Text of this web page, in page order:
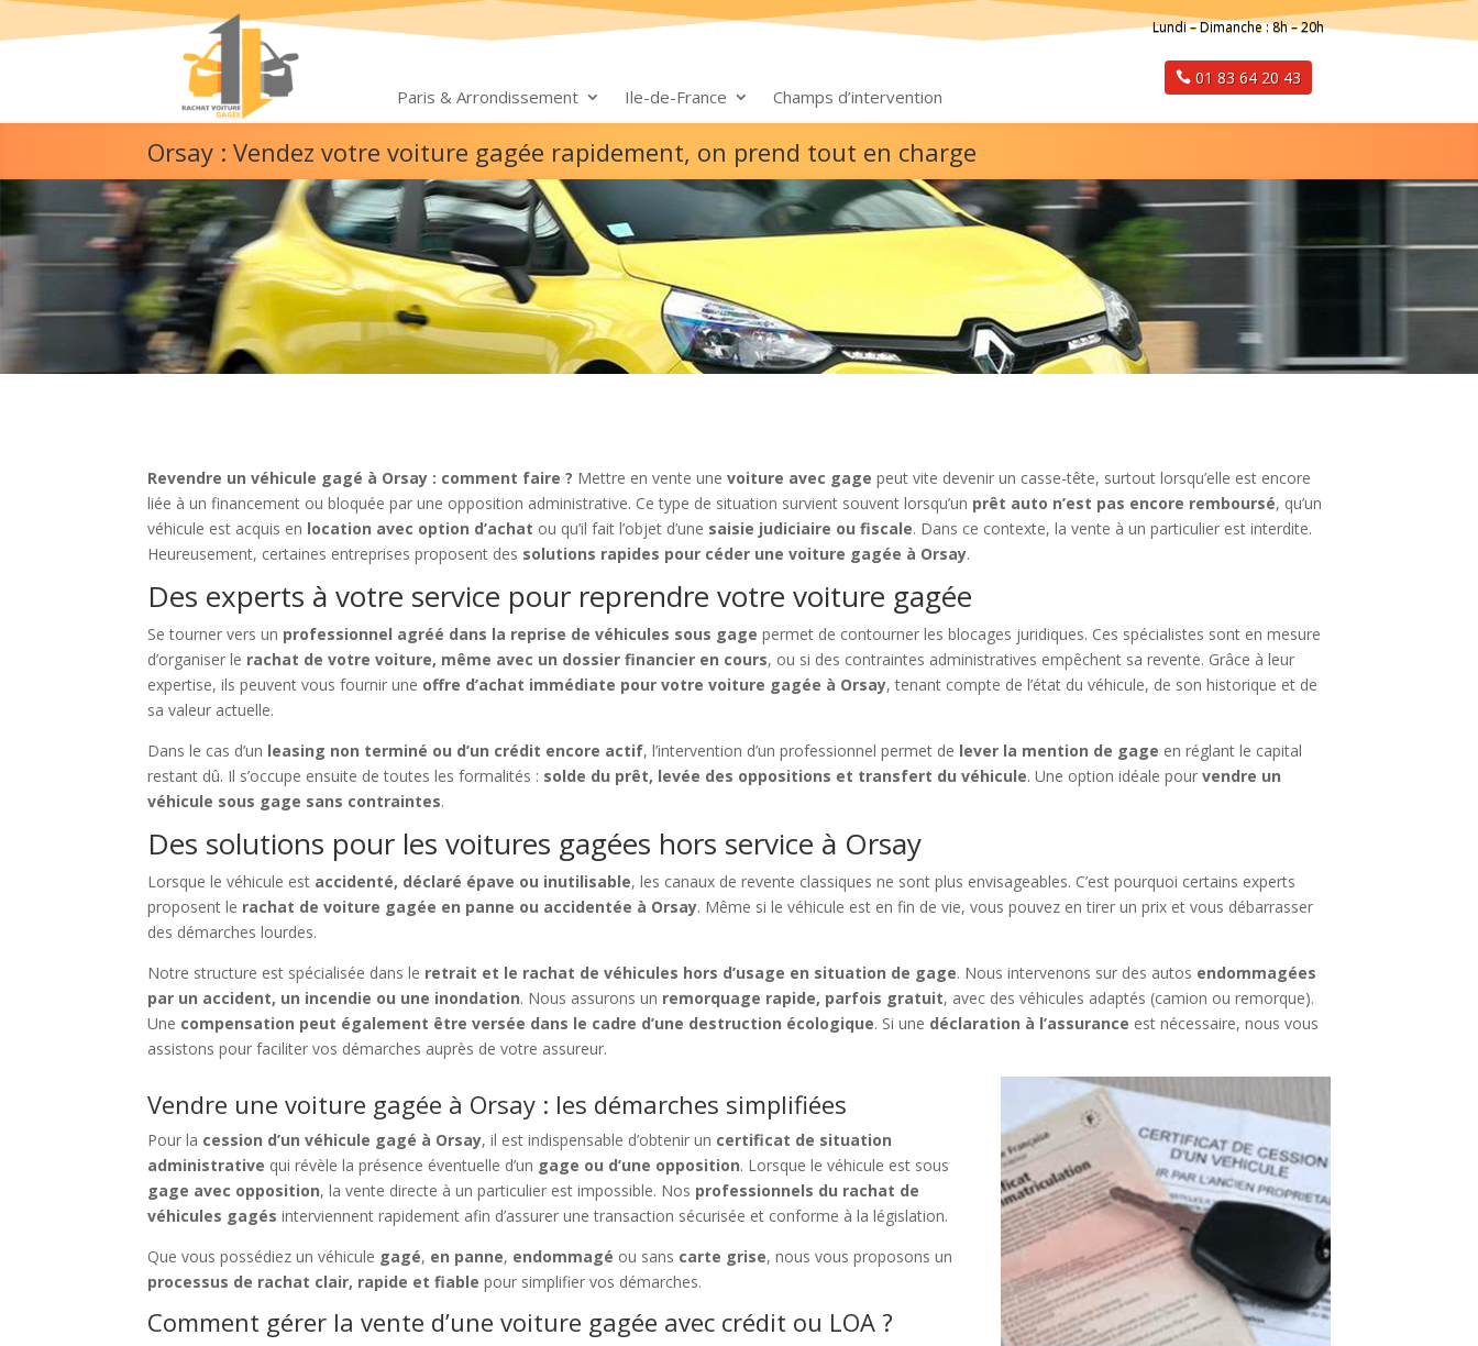
Paris & Arrondissement Ile-de-France Champs d’intervention
Lundi – Dimanche : 8h – 20h
01 83 64 20 43
Orsay : Vendez votre voiture gagée rapidement, on prend tout en charge
Revendre un véhicule gagé à Orsay : comment faire ? Mettre en vente unevoiture avec gage peut vite devenir un casse-tête, surtout lorsqu’elle est encore
liée à un financement ou bloquée par une opposition administrative. Ce type de situation survient souvent lorsqu’un prêt auto n’est pas encore remboursé, qu’un
véhicule est acquis en location avec option d’achat ou qu’il fait l’objet d’une saisie judiciaire ou fiscale. Dans ce contexte, la vente à un particulier est interdite.
Heureusement, certaines entreprises proposent des solutions rapides pour céder une voiture gagée à Orsay.
Des experts à votre service pour reprendre votre voiture gagée
Se tourner vers un professionnel agréé dans la reprise de véhicules sous gage permet de contourner les blocages juridiques. Ces spécialistes sont en mesure
d’organiser le rachat de votre voiture, même avec un dossier financier en cours, ou si des contraintes administratives empêchent sa revente. Grâce à leur
expertise, ils peuvent vous fournir une offre d’achat immédiate pour votre voiture gagée à Orsay, tenant compte de l’état du véhicule, de son historique et de
sa valeur actuelle.
Dans le cas d’un leasing non terminé ou d’un crédit encore actif, l’intervention d’un professionnel permet de lever la mention de gage en réglant le capital
restant dû. Il s’occupe ensuite de toutes les formalités : solde du prêt, levée des oppositions et transfert du véhicule. Une option idéale pourvendre un
véhicule sous gage sans contraintes.
Des solutions pour les voitures gagées hors service à Orsay
Lorsque le véhicule est accidenté, déclaré épave ou inutilisable, les canaux de revente classiques ne sont plus envisageables. C’est pourquoi certains experts
proposent le rachat de voiture gagée en panne ou accidentée à Orsay. Même si le véhicule est en fin de vie, vous pouvez en tirer un prix et vous débarrasser
des démarches lourdes.
Notre structure est spécialisée dans le retrait et le rachat de véhicules hors d’usage en situation de gage. Nous intervenons sur des autos endommagées
par un accident, un incendie ou une inondation. Nous assurons un remorquage rapide, parfois gratuit, avec des véhicules adaptés (camion ou remorque).
Une compensation peut également être versée dans le cadre d’une destruction écologique. Si une déclaration à l’assurance est nécessaire, nous vous
assistons pour faciliter vos démarches auprès de votre assureur.
Vendre une voiture gagée à Orsay : les démarches simplifiées
Pour la cession d’un véhicule gagé à Orsay, il est indispensable d’obtenir un certificat de situation
administrative qui révèle la présence éventuelle d’un gage ou d’une opposition. Lorsque le véhicule est sous
gage avec opposition, la vente directe à un particulier est impossible. Nos professionnels du rachat de
véhicules gagés interviennent rapidement afin d’assurer une transaction sécurisée et conforme à la législation.
Que vous possédiez un véhicule gagé, en panne, endommagé ou sans carte grise, nous vous proposons un
processus de rachat clair, rapide et fiable pour simplifier vos démarches.
Comment gérer la vente d’une voiture gagée avec crédit ou LOA ?